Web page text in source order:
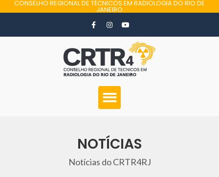
CONSELHO REGIONAL DE TÉCNICOS EM RADIOLOGIA DO RIO DE
JANEIRO
NOTÍCIAS
Notícias do CRTR4RJ